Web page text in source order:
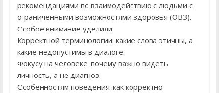
рекомендациями по взаимодействию с людьми с
ограниченными возможностями здоровья (ОВЗ).
Особое внимание уделили:
Корректной терминологии: какие слова этичны, а
какие недопустимы в диалоге.
Фокусу на человеке: почему важно видеть
личность, а не диагноз.
Особенностям поведения: как корректно